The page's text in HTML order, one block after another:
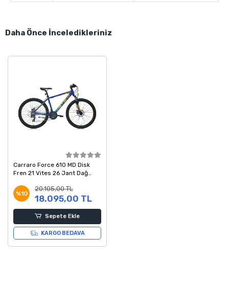
Daha Önce İnceledikleriniz
Carraro Force 610 MD Disk
Fren 21 Vites 26 Jant Dağ
Kadro
%10
20.105,00 TL
18.095,00 TL
Sepete Ekle
KARGO BEDAVA